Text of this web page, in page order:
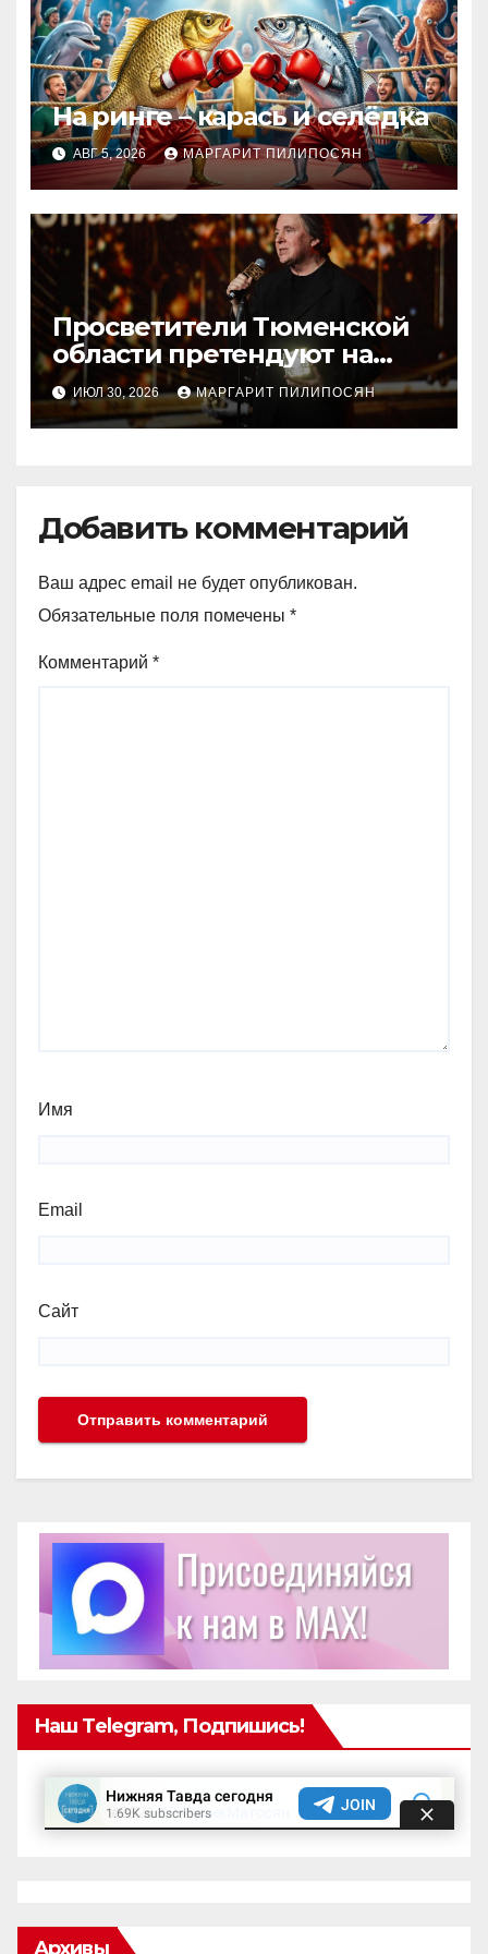
На ринге – карась и селёдка
АВГ 5, 2026 МАРГАРИТ ПИЛИПОСЯН
Просветители Тюменской
области претендуют на
награду Знание.Премия
ИЮЛ 30, 2026 МАРГАРИТ ПИЛИПОСЯН
Добавить комментарий
Ваш адрес email не будет опубликован.
Обязательные поля помечены *
Комментарий *
Имя
Email
Сайт
Наш Telegram, Подпишись!
Архивы